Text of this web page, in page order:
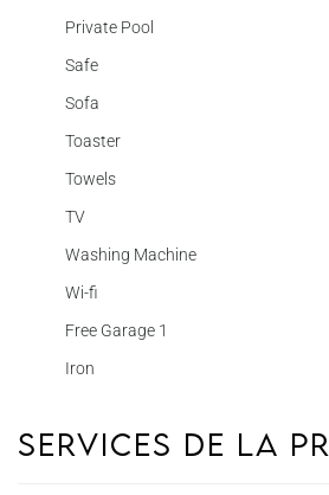
Private Pool
Safe
Sofa
Toaster
Towels
TV
Washing Machine
Wi-fi
Free Garage 1
Iron
Services de la